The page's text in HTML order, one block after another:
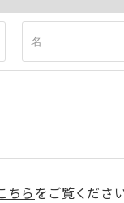
ちら をご覧くださ
能です。
る